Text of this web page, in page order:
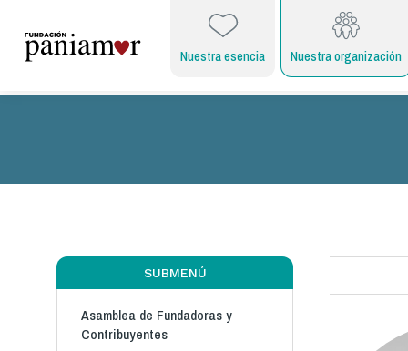
Nuestra esencia Nuestra organización
SUBMENÚ
Asamblea de Fundadoras y
Contribuyentes